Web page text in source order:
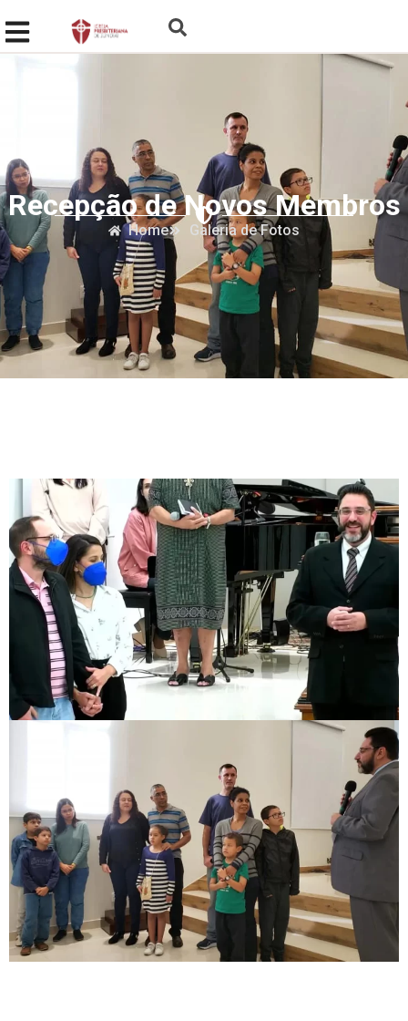
Recepção de Novos Membros
Home Galeria de Fotos